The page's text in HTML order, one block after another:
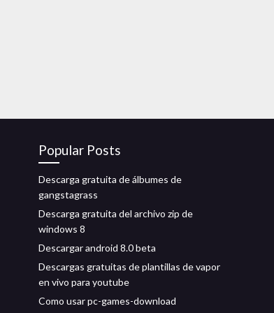
Popular Posts
Descarga gratuita de álbumes de
gangstagrass
Descarga gratuita del archivo zip de
windows 8
Descargar android 8.0 beta
Descargas gratuitas de plantillas de vapor
en vivo para youtube
Como usar pc-games-download